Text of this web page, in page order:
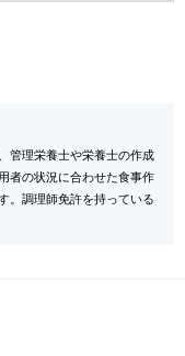
管理栄養士や栄養士の作成
者の状況に合わせた食事作
。調理師免許を持っている